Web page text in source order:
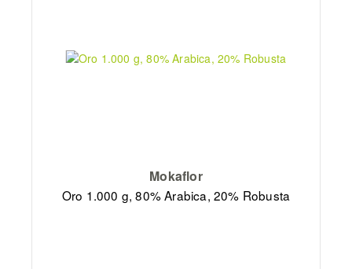
Mokaflor
Oro 1.000 g, 80% Arabica, 20% Robusta